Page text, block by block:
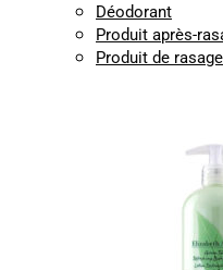
Déodorant
Produit après-
Produit de rasage